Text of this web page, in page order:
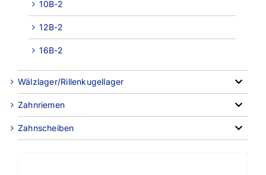
10B-2
12B-2
16B-2
Wälzlager/Rillenkugellager
Zahnriemen
Zahnscheiben